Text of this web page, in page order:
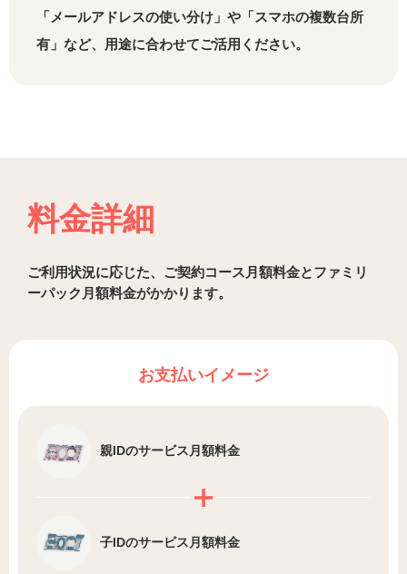
「メールアドレスの使い分け」や「スマホの複数台所
有」など、
用途に合わせてご活用ください。
料金詳細
ご利用状況に応じた、ご契約コース月額料金とファミリ
ーパック月額料金がかかります。
お支払いイメージ
親IDのサービス月額料金
子IDのサービス月額料金